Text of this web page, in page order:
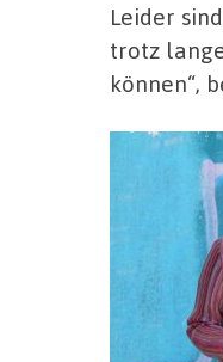
Leider
trotz
können“,